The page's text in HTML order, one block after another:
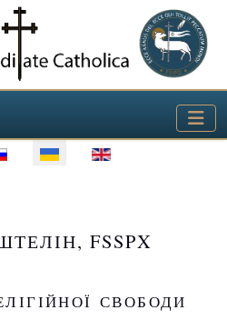
FSSPX
свободи